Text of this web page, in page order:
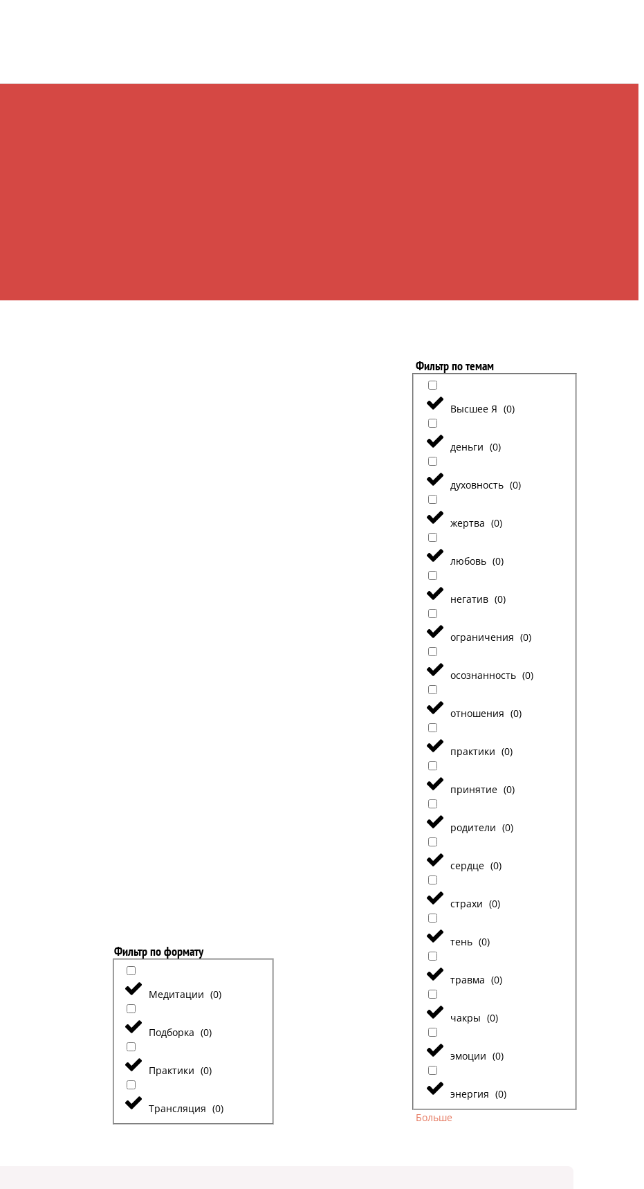
Фильтр по формату
Медитации (0)
Подборка (0)
Практики (0)
Трансляция (0)
Фильтр по темам
Высшее Я (0)
деньги (0)
духовность (0)
жертва (0)
любовь (0)
негатив (0)
ограничения (0)
осознанность (0)
отношения (0)
практики (0)
принятие (0)
родители (0)
сердце (0)
страхи (0)
тень (0)
травма (0)
чакры (0)
эмоции (0)
энергия (0)
Больше